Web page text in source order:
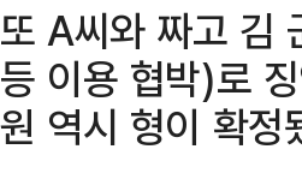
또 A씨와 짜고 김
등 이용 협박)로
원 역시 형이 확정